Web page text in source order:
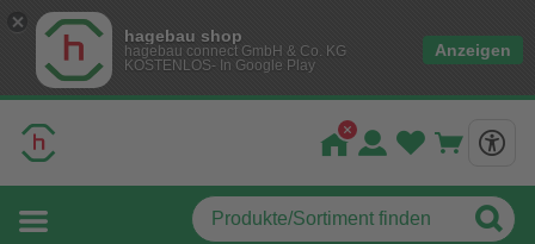
hagebau shop
hagebau connect GmbH & Co. KG
KOSTENLOS- In Google Play
Anzeigen